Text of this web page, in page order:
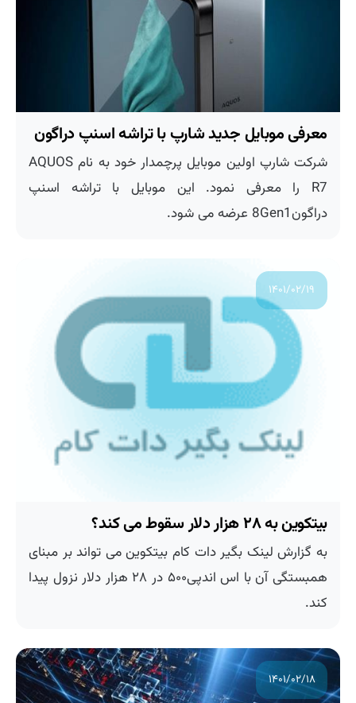
معرفی موبایل جدید شارپ با تراشه اسنپ دراگون
شرکت شارپ اولین موبایل پرچمدار خود به نام AQUOS
R7 را معرفی نمود. این موبایل با تراشه اسنپ
دراگون8Gen1 عرضه می شود.
۱۴۰۱/۰۲/۱۹
بیتکوین به ۲۸ هزار دلار سقوط می کند؟
به گزارش لینک بگیر دات کام بیتکوین می تواند بر مبنای
همبستگی آن با اس اندپی۵۰۰ در ۲۸ هزار دلار نزول پیدا
کند.
۱۴۰۱/۰۲/۱۸